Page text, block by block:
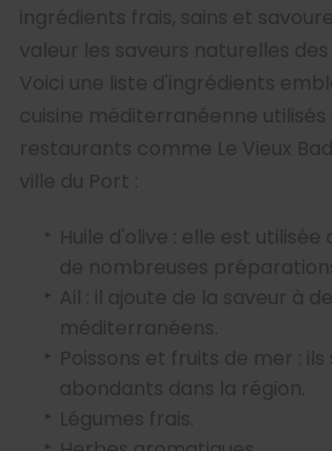
ingrédients frais, sains et
valeur les saveurs naturelles
Voici une liste d'ingrédients
cuisine méditerranéenne utilisés
restaurants comme Le Vieux
ville du Port :
Huile d'olive : elle est
de nombreuses
Ail : il ajoute de la saveur à
méditerranéens.
Poissons et fruits de mer :
abondants dans la région.
Légumes frais.